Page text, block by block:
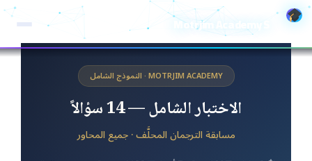
Motrjim Academy S
تخطي
إلى
المحتوى
MOTRJIM ACADEMY · النموذج الشامل
الاختبار الشامل — 14 سؤالاً
مسابقة الترجمان المحلَّف · جميع المحاور